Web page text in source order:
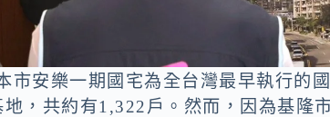
市安樂一期國宅為全台灣最早執行的
地，共約有1,322戶。然而，因為基隆